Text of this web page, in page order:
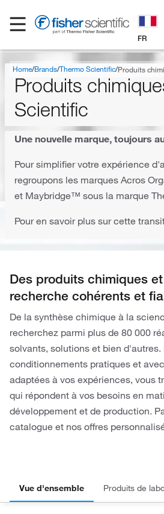
FR
Home Brands Thermo Scientific Produits
Produits
Scientific
Une nouvelle marque, toujours
Pour simplifier votre expérience
regroupons les marques Acros
et Maybridge™ sous la marque
Pour en savoir plus sur cette
Des produits chimiques
recherche cohérents et
De la synthèse chimique à la
recherchez parmi plus de 80 000
solvants, solutions et bien
conditionnements pratiques et
adaptées à vos expériences, vous
qui répondent à vos besoins en
développement et de production.
catalogue et nos offres
Vue d'ensemble Produits de